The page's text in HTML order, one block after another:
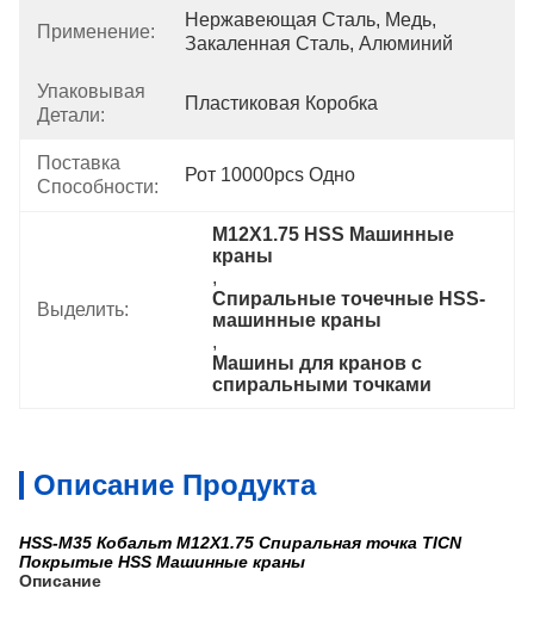
Применение:
Нержавеющая Сталь, Медь,
Закаленная Сталь, Алюминий
Упаковывая
Детали:
Пластиковая Коробка
Поставка
Способности:
Рот 10000pcs Одно
Выделить:
M12X1.75 HSS Машинные
краны
,
Спиральные точечные HSS-
машинные краны
,
Машины для кранов с
спиральными точками
Описание Продукта
HSS-M35 Кобальт M12X1.75 Спиральная точка TICN
Покрытые HSS Машинные краны
Описание